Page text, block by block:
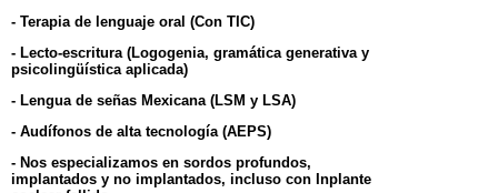
- Terapia de lenguaje oral (Con TIC)
- Lecto-escritura (Logogenia, gramática generativa y
psicolingüística aplicada)
- Lengua de señas Mexicana (LSM y LSA)
- Audífonos de alta tecnología (AEPS)
- Nos especializamos en sordos profundos,
implantados y no implantados, incluso con Inplante